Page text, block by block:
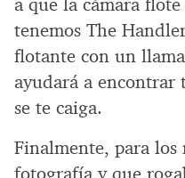
tenemos The
flotante con un
ayudará a encontrar
se te caiga.
Finalmente, para los